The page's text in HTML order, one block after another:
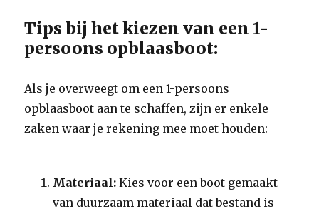
Tips bij het kiezen van een 1-
persoons opblaasboot:
Als je overweegt om een 1-persoons
opblaasboot aan te schaffen, zijn er enkele
zaken waar je rekening mee moet houden:
Materiaal: Kies voor een boot gemaakt
van duurzaam materiaal dat bestand is